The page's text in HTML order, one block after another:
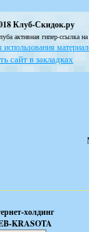
Клуб-Скидок.ру
активная гипер-ссылка на
сайт в закладках
холдинг
KRASOTA